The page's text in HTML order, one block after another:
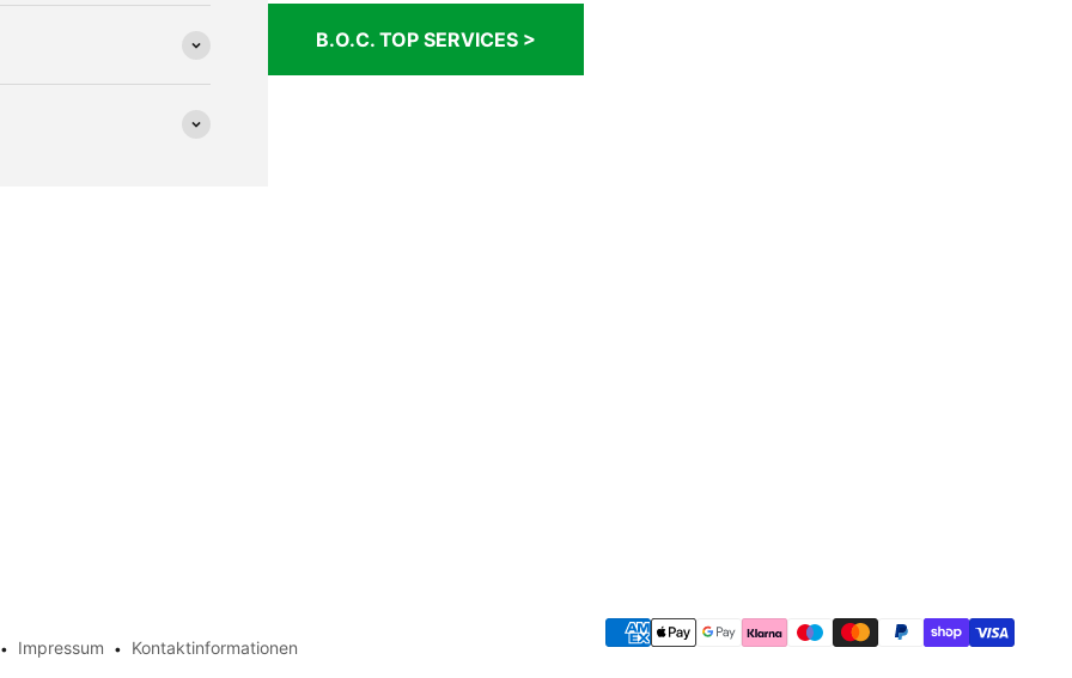
B.O.C. TOP SERVICES >
Impressum Kontaktinformationen